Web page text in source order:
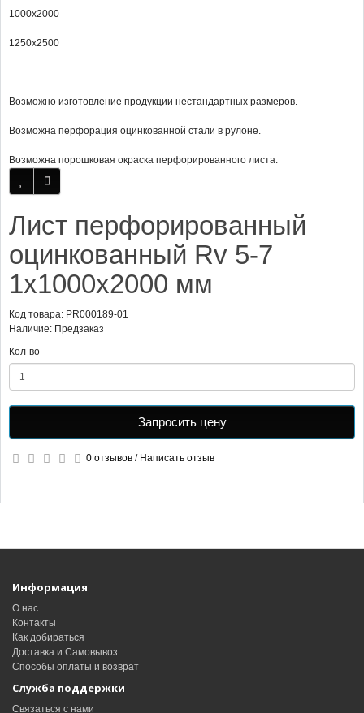
1000х2000
1250х2500
Возможно изготовление продукции нестандартных размеров.
Возможна перфорация оцинкованной стали в рулоне.
Возможна порошковая окраска перфорированного листа.
Лист перфорированный
оцинкованный Rv 5-7
1x1000x2000 мм
Код товара: PR000189-01
Наличие: Предзаказ
Кол-во
Запросить цену
0 отзывов / Написать отзыв
Информация
О нас
Контакты
Как добираться
Доставка и Самовывоз
Способы оплаты и возврат
Служба поддержки
Связаться с нами